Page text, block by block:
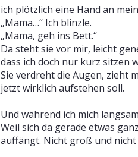
ich plötzlich eine Hand an
„Mama…“ Ich blinzle.
„Mama, geh ins Bett.“
Da steht sie vor mir, leicht
dass ich doch nur kurz sitzen
Sie verdreht die Augen, zieht
jetzt wirklich aufstehen soll.
Und während ich mich
Weil sich da gerade etwas
auffängt. Nicht groß und nicht